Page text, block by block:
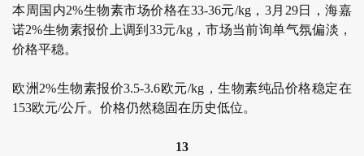
本周国内2%生物素市场价格在33-36元/kg，3月29日，海嘉
诺2%生物素报价上调到33元/kg，市场当前询单气氛偏淡，
价格平稳。
欧洲2%生物素报价3.5-3.6欧元/kg，生物素纯品价格稳定在
153欧元/公斤。价格仍然稳固在历史低位。
13